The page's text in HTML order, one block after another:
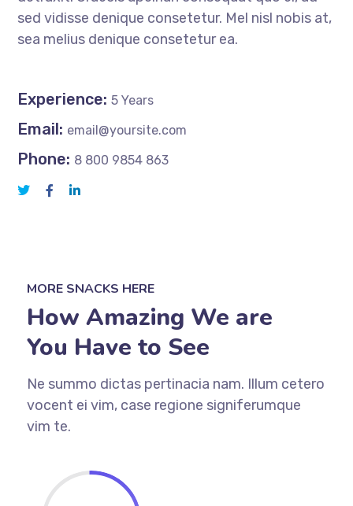
sed vidisse denique consetetur. Mel nisl nobis at,
sea melius denique consetetur ea.
Experience: 5 Years
Email: email@yoursite.com
Phone: 8 800 9854 863
MORE SNACKS HERE
How Amazing We are
You Have to See
Ne summo dictas pertinacia nam. Illum cetero
vocent ei vim, case regione signiferumque
vim te.